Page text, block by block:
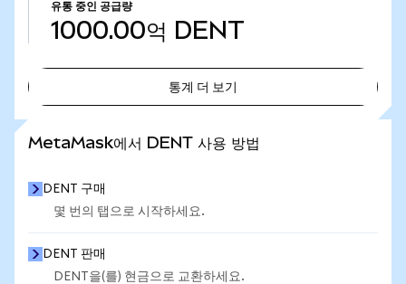
유통 중인 공급량
1000.00억 DENT
통계 더 보기
MetaMask에서 DENT 사용 방법
DENT 구매
몇 번의 탭으로 시작하세요.
DENT 판매
DENT을(를) 현금으로 교환하세요.